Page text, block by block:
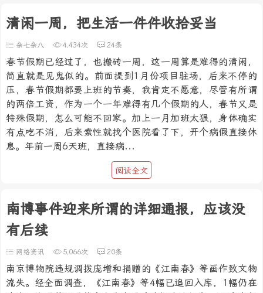
清闲一周，把生活一件件收拾妥当
杂七杂八 4,434次 24条
春节假期已经过了，也搬砖一周，这一周算是难得的清闲，
简直就是见鬼似的。前面提到1月份项目驻场，后来不停的
压，春节假期都要上班的节奏，我肯定不愿意，尽管有所谓
的两倍工资，作为一个一年难得有几个假期的人，春节又是
特殊假期，怎么可能不回家。加上一月加班太狠，身体确实
有点吃不消，后来索性就找个医院看了下，开个病假直接休
息。年前一周6天班，直接病...
阅读全文
南博事件迎来所谓的详细通报，应该没
有后续
网络资讯 5,066次 20条
南京博物院违规调拨庞增和捐赠的《江南春》等画作致文物
流失。经全面调查，《江南春》等4幅已追回入库，1幅仍在